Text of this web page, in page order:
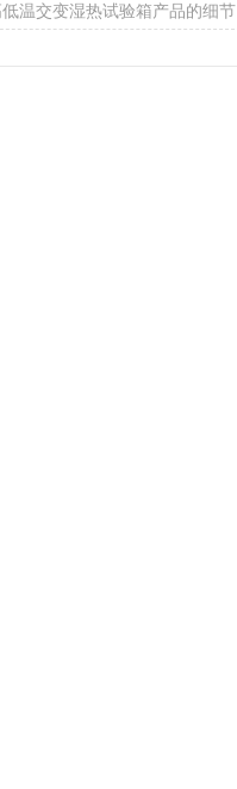
温交变湿热试验箱产品的细节